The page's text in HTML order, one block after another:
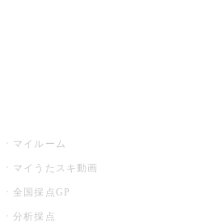
マイルーム
マイうたスキ動画
全国採点GP
分析採点